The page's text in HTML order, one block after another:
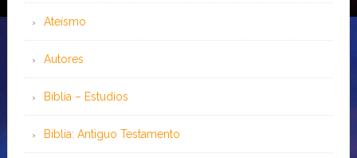
Ateísmo
Autores
Biblia – Estudios
Biblia: Antiguo Testamento